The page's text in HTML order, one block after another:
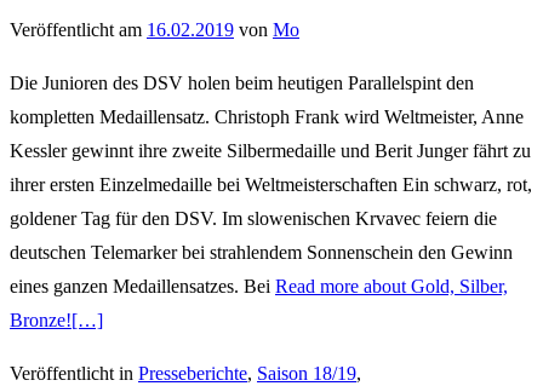
Veröffentlicht am 16.02.2019 von Mo
Die Junioren des DSV holen beim heutigen Parallelspint den
kompletten Medaillensatz. Christoph Frank wird Weltmeister, Anne
Kessler gewinnt ihre zweite Silbermedaille und Berit Junger fährt zu
ihrer ersten Einzelmedaille bei Weltmeisterschaften Ein schwarz, rot,
goldener Tag für den DSV. Im slowenischen Krvavec feiern die
deutschen Telemarker bei strahlendem Sonnenschein den Gewinn
eines ganzen Medaillensatzes. Bei Read more about Gold, Silber,
Bronze![…]
Veröffentlicht in Presseberichte, Saison 18/19,